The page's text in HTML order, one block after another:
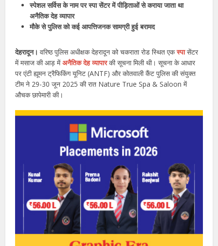
स्पेशल सर्विस के नाम पर स्पा सेंटर में पीड़िताओं से कराया जाता था
अनैतिक देह व्यापार
मौके से पुलिस को कई आपत्तिजनक सामग्री हुई बरामद
देहरादून।वरिष्ठ पुलिस अधीक्षक देहरादून को चकराता रोड स्थित एकस्पासेंटर
में मसाज की आड़ मेंअनैतिक देह व्यापारकी सूचना मिली थी। सूचना के आधार
पर एंटी ह्यूमन ट्रैफिकिंग यूनिट (ANTF) और कोतवाली कैंट पुलिस की संयुक्त
टीम ने 29-30 जून 2025 की रात Nature True Spa & Saloon में
औचक छापेमारी की।